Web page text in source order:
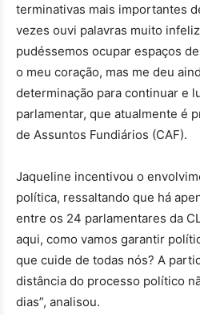
terminativas mais importantes
vezes ouvi palavras muito
pudéssemos ocupar espaços
o meu coração, mas me deu
determinação para continuar e
parlamentar, que atualmente é
de Assuntos Fundiários (CAF).
Jaqueline incentivou o
política, ressaltando que há
entre os 24 parlamentares da
aqui, como vamos garantir
que cuide de todas nós? A
distância do processo político
dias”, analisou.